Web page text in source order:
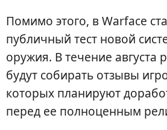
Помимо этого, в Warface
публичный тест новой
оружия. В течение августа
будут собирать отзывы
которых планируют
перед ее полноценным